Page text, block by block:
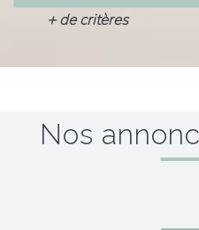
+ de critères
Nos